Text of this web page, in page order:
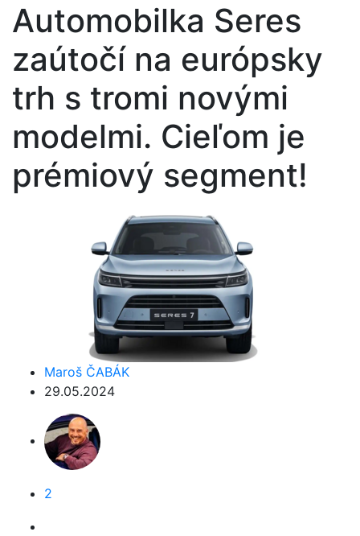
Automobilka Seres
zaútočí na európsky
trh s tromi novými
modelmi. Cieľom je
prémiový segment!
Maroš ČABÁK
29.05.2024
2